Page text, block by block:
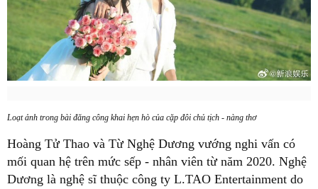
Loạt ảnh trong bài đăng công khai hẹn hò của cặp đôi chủ tịch - nàng thơ
Hoàng Tử Thao và Từ Nghệ Dương vướng nghi vấn có
mối quan hệ trên mức sếp - nhân viên từ năm 2020. Nghệ
Dương là nghệ sĩ thuộc công ty L.TAO Entertainment do